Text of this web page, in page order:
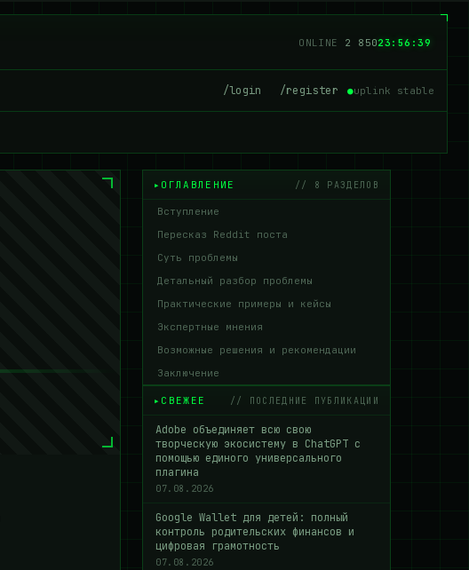
ONLINE 2 84423:56:40
/login /register ●uplink stable
ОГЛАВЛЕНИЕ // 8 РАЗДЕЛОВ
Вступление
Пересказ Reddit поста
Суть проблемы
Детальный разбор проблемы
Практические примеры и кейсы
Экспертные мнения
Возможные решения и рекомендации
Заключение
СВЕЖЕЕ // ПОСЛЕДНИЕ ПУБЛИКАЦИИ
Adobe объединяет всю свою
творческую экосистему в ChatGPT с
помощью единого универсального
плагина
07.08.2026
Google Wallet для детей: полный
контроль родительских финансов и
цифровая грамотность
07.08.2026